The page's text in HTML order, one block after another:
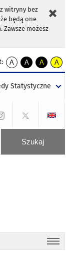
witryny bez
będą one
możesz
A
kontrast
A
kontrast
tekst
czarnym
A
kontrast
tekst
czarnym
A
tekst
żółtym
Statystyczne